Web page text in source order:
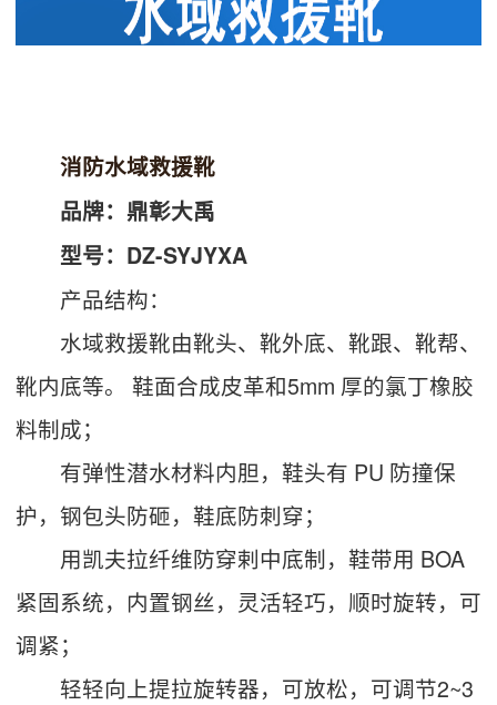
消防水域救援靴
品牌：鼎彰大禹
型号：DZ-SYJYXA
产品结构：
水域救援靴由靴头、靴外底、靴跟、靴帮、
靴内底等。 鞋面合成皮革和5mm 厚的氯丁橡胶
料制成；
有弹性潜水材料内胆，鞋头有 PU 防撞保
护，钢包头防砸，鞋底防刺穿；
用凯夫拉纤维防穿剌中底制，鞋带用 BOA
紧固系统，内置钢丝，灵活轻巧，顺时旋转，可
调紧；
轻轻向上提拉旋转器，可放松，可调节2~3